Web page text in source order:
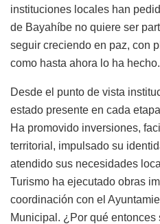
instituciones locales han
de Bayahíbe no quiere ser
seguir creciendo en paz, con
como hasta ahora lo ha hecho.
Desde el punto de vista
estado presente en cada
Ha promovido inversiones,
territorial, impulsado su
atendido sus necesidades
Turismo ha ejecutado obras
coordinación con el
Municipal. ¿Por qué entonces